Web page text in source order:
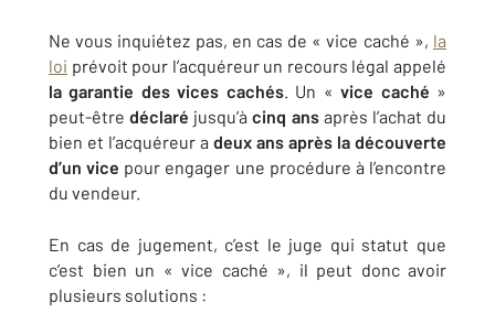
Ne vous inquiétez pas, en cas de « vice caché », la
loi prévoit pour l’acquéreur un recours légal appelé
la garantie des vices cachés. Un «vice caché »
peut-êtredéclaré jusqu’àcinq ansaprès l’achat du
bien et l’acquéreur a deux ans après la découverte
d’un vice pour engager une procédure à l’encontre
du vendeur.
En cas de jugement, c’est le juge qui statut que
c’est bien un « vice caché », il peut donc avoir
plusieurs solutions :